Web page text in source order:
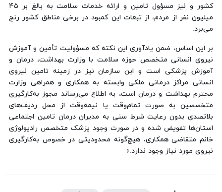
کشور و نیز مسؤول تامین و ارائه خدمات سلامت به بالغ بر ۴۵
میلیون نفر از مردم، از تبعات این کمبود در برخی مناطق کشور رنج
می‌برد.
بر این اساس، ضمن یادآوری این نکته که مسؤولیت تأمین و آموزش
نیروی انسانی متخصص حوزه سلامت با وزارت بهداشت، درمان و
آموزش پزشکی است و این سازمان نیز در زمینه تامین نیروی
انسانی مراکز درمانی ملکی وابسته به همکاری و همراهی وزارت
محترم بهداشت و درمان است، به اطلاع می‌رساند مجوز به‌کارگیری
متخصصین به صورت تمام‌وقت یا نیمه‌وقت از محل ردیف‌های
بلاتصدی بدون رعایت شرط سنی به مدیران درمان تامین اجتماعی
استان‌ها تفویض شده و در صورت وجود پزشک متخصص رادیولوژی
خانم متقاضی همکاری، هیچ‌گونه محدودیتی در خصوص به‌کارگیری
نیروی مورد نیاز وجود ندارد.»